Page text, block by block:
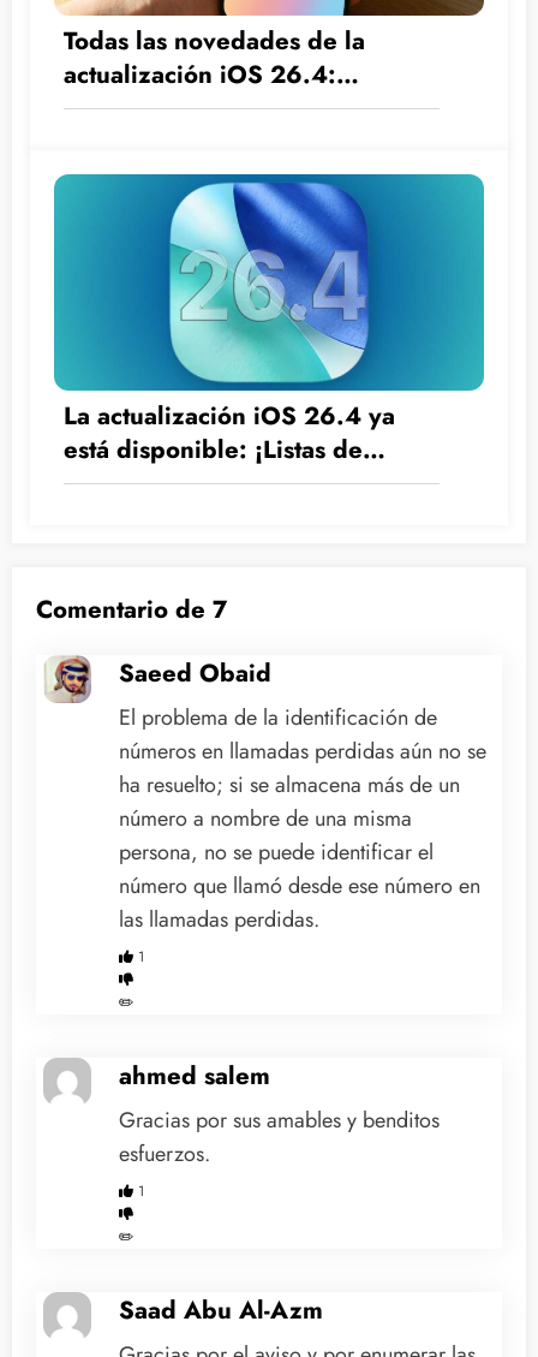
Todas las novedades de la
actualización iOS 26.4:
funciones esperadas y
La actualización iOS 26.4 ya
está disponible: ¡Listas de
reproducción inteligentes,
Comentario de 7
Saeed Obaid
El problema de la identificación de
números en llamadas perdidas aún no se
ha resuelto; si se almacena más de un
número a nombre de una misma
persona, no se puede identificar el
número que llamó desde ese número en
las llamadas perdidas.
1
✏️
ahmed salem
Gracias por sus amables y benditos
esfuerzos.
1
✏️
Saad Abu Al-Azm